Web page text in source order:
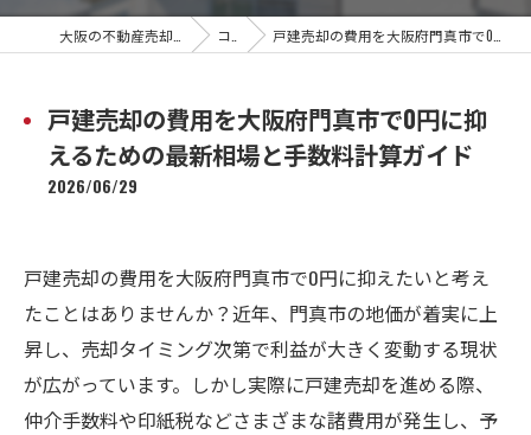
コラム 戸建売却の費用を大阪府門真市で0円に抑えるための最新相場と手数料計算ガイド
戸建売却の費用を大阪府門真市で0円に抑
えるための最新相場と手数料計算ガイド
2026/06/29
戸建売却の費用を大阪府門真市で0円に抑えたいと考え
たことはありませんか？近年、門真市の地価が着実に上
昇し、売却タイミング次第で利益が大きく変動する現状
が広がっています。しかし実際に戸建売却を進める際、
仲介手数料や印紙税などさまざまな諸費用が発生し、予